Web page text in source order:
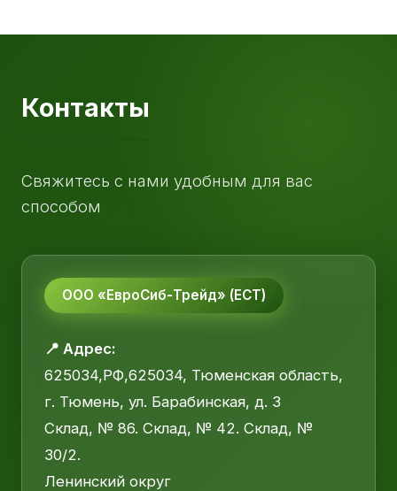
Контакты
Свяжитесь с нами удобным для вас
способом
ООО «ЕвроСиб-Трейд» (ЕСТ)
📍 Адрес:
625034,РФ,625034, Тюменская область,
г. Тюмень, ул. Барабинская, д. 3
Склад, № 86. Склад, № 42. Склад, №
30/2.
Ленинский округ